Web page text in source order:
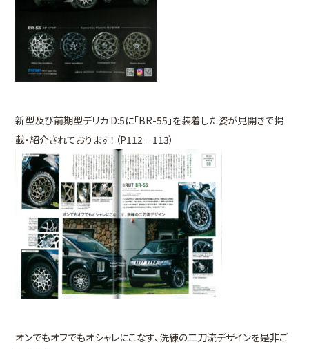
新型及び前期型デリカ D:5に「BR-55」を装着した姿が見開きで掲
載・紹介されております！（P112－113）
オンでもオフでもオシャレにこなす、洗練の二刀流デザインを是非ご